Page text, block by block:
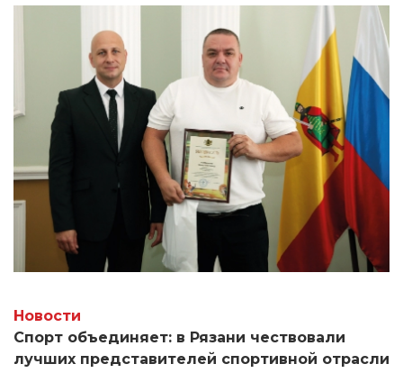
Новости
Спорт объединяет: в Рязани чествовали
лучших представителей спортивной отрасли